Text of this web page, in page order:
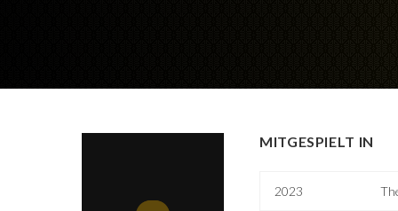
MITGESPIELT IN
2023